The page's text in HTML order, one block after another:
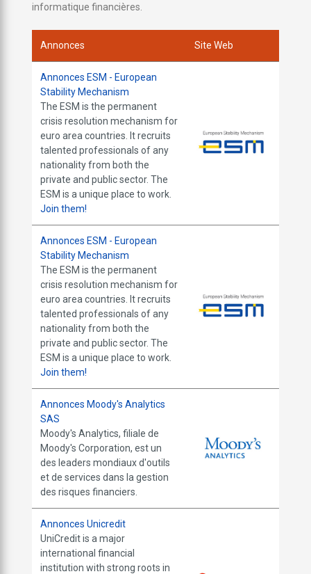
informatique financières.
Annonces Site Web
Annonces ESM - European
Stability Mechanism
The ESM is the permanent
crisis resolution mechanism for
euro area countries. It recruits
talented professionals of any
nationality from both the
private and public sector. The
ESM is a unique place to work.
Join them!
Annonces ESM - European
Stability Mechanism
The ESM is the permanent
crisis resolution mechanism for
euro area countries. It recruits
talented professionals of any
nationality from both the
private and public sector. The
ESM is a unique place to work.
Join them!
Annonces Moody's Analytics
SAS
Moody's Analytics, filiale de
Moody's Corporation, est un
des leaders mondiaux d'outils
et de services dans la gestion
des risques financiers.
Annonces Unicredit
UniCredit is a major
international financial
institution with strong roots in